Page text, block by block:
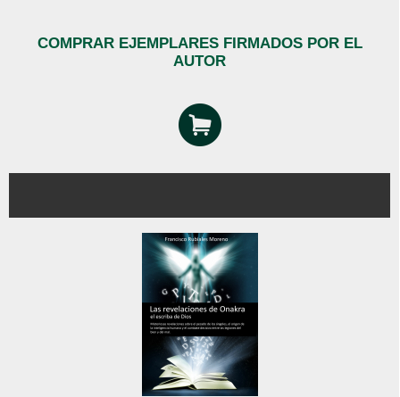
COMPRAR EJEMPLARES FIRMADOS POR EL
AUTOR